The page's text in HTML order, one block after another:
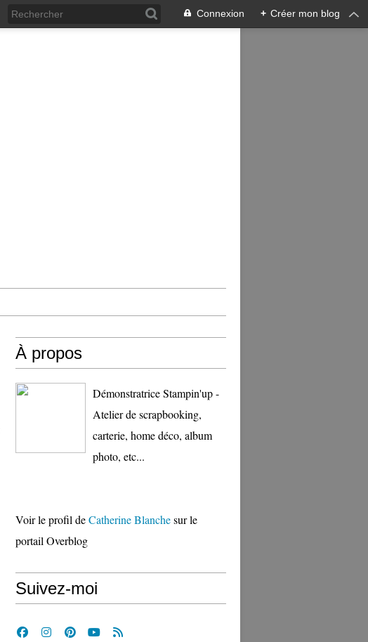
Connexion + Créer mon blog
À propos
Démonstratrice Stampin'up -
Atelier de scrapbooking,
carterie, home déco, album
photo, etc...
Voir le profil deCatherine Blanchesur le
portail Overblog
Suivez-moi